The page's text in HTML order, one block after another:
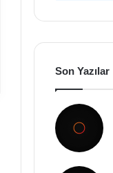
Son Yazılar